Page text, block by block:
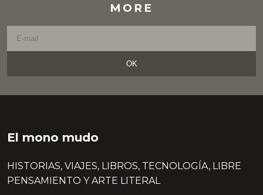
MORE
OK
El mono mudo
HISTORIAS, VIAJES, LIBROS, TECNOLOGÍA, LIBRE
PENSAMIENTO Y ARTE LITERAL